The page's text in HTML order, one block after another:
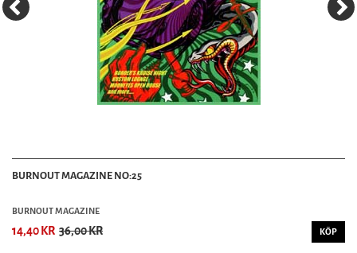
BURNOUT MAGAZINE NO:25
BURNOUT MAGAZINE
14,40 KR 36,00 KR KÖP